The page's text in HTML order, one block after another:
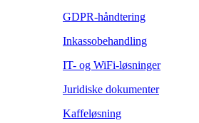
GDPR-håndtering
Inkassobehandling
IT- og WiFi-løsninger
Juridiske dokumenter
Kaffeløsning